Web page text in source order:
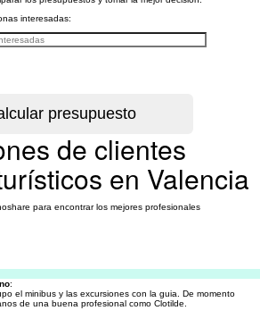
interesadas:
de clientes
en Valencia
para encontrar los mejores profesionales
:
el minibus y las excursiones con la guia. De momento
de una buena profesional como Clotilde.